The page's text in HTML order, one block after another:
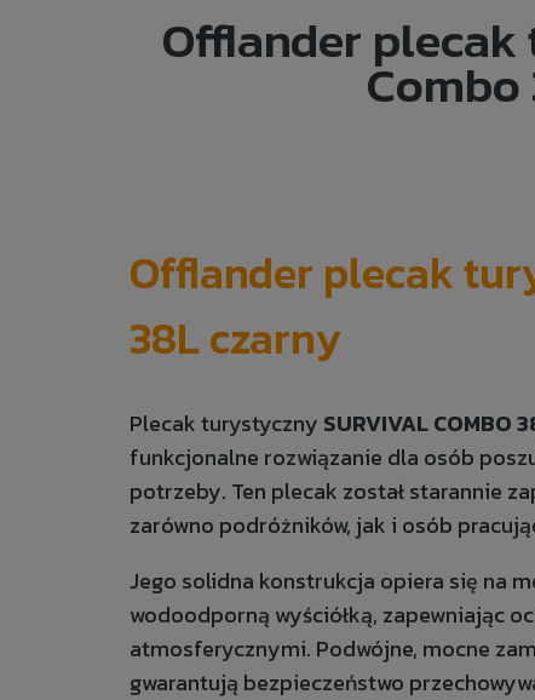
Offlander
Offlander plecak
38L czarny
Plecak turystyczny SURVIVAL COMBO
funkcjonalne rozwiązanie dla osób
potrzeby. Ten plecak został starannie
zarówno podróżników, jak i osób
Jego solidna konstrukcja opiera się na
wodoodporną wyściółką, zapewniając
atmosferycznymi. Podwójne, mocne
gwarantują bezpieczeństwo